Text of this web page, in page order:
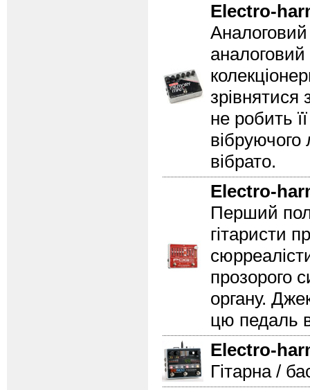
Electro-
Аналоговий
зрівнятися
не робить
вібрато.
Electro-
Перший
гітаристи
прозорого
органу.
цю педаль
Electro-
Гітарна /